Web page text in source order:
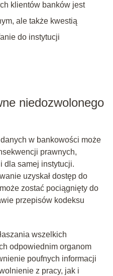
klientów banków jest
ale także kwestią
do instytucji
niedozwolonego
w bankowości może
prawnych,
dla samej instytucji.
uzyskał dostęp do
zostać pociągnięty do
przepisów kodeksu
wszelkich
odpowiednim organom
poufnych informacji
z pracy, jak i